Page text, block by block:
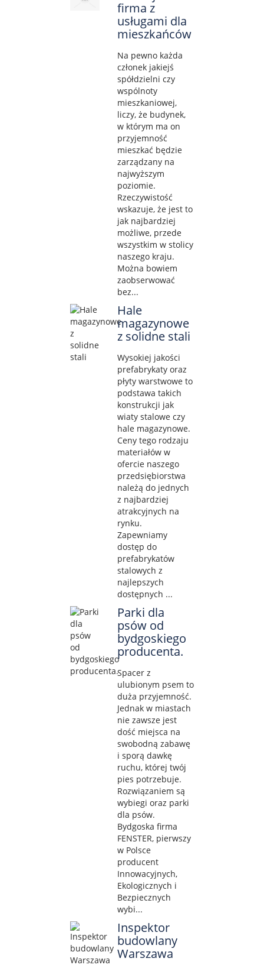
firma z
usługami dla
mieszkańców
Na pewno każda
członek jakiejś
spółdzielni czy
wspólnoty
mieszkaniowej,
liczy, że budynek,
w którym ma on
przyjemność
mieszkać będzie
zarządzany na
najwyższym
poziomie.
Rzeczywistość
wskazuje, że jest to
jak najbardziej
możliwe, przede
wszystkim w stolicy
naszego kraju.
Można bowiem
zaobserwować
bez...
Hale
magazynowe
z solidne stali
Wysokiej jakości
prefabrykaty oraz
płyty warstwowe to
podstawa takich
konstrukcji jak
wiaty stalowe czy
hale magazynowe.
Ceny tego rodzaju
materiałów w
ofercie naszego
przedsiębiorstwa
należą do jednych
z najbardziej
atrakcyjnych na
rynku.
Zapewniamy
dostęp do
prefabrykatów
stalowych z
najlepszych
dostępnych ...
Parki dla
psów od
bydgoskiego
producenta.
Spacer z
ulubionym psem to
duża przyjemność.
Jednak w miastach
nie zawsze jest
dość miejsca na
swobodną zabawę
i sporą dawkę
ruchu, której twój
pies potrzebuje.
Rozwiązaniem są
wybiegi oraz parki
dla psów.
Bydgoska firma
FENSTER, pierwszy
w Polsce
producent
Innowacyjnych,
Ekologicznych i
Bezpiecznych
wybi...
Inspektor
budowlany
Warszawa